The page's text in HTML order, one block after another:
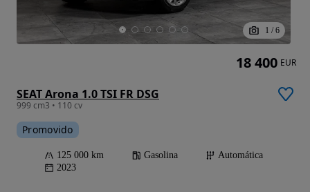
1 / 6
SEAT Arona 1.0 TSI FR DSG
999 cm3 • 110 cv
Promovido
125 000 km Gasolina
Automática
2023
18 400 EUR